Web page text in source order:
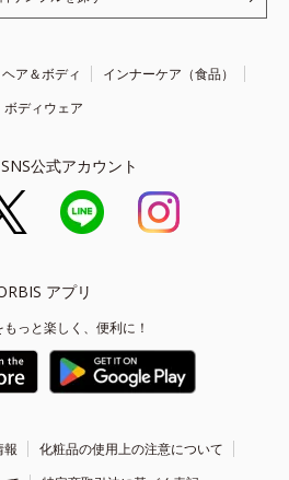
ヘア＆ボディ
インナーケア（食品）
ボディウェア
公式アカウント
アプリ
っと楽しく、便利に！
報
化粧品の使用上の注意について